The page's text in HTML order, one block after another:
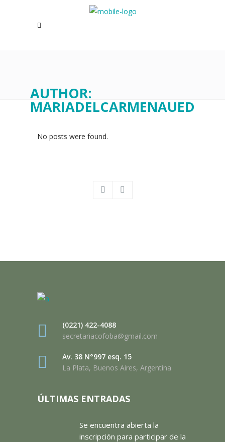
AUTHOR:
MARIADELCARMENAUED
No posts were found.
(0221) 422-4088
secretariacofoba@gmail.com
Av. 38 N°997 esq. 15
La Plata, Buenos Aires, Argentina
ÚLTIMAS ENTRADAS
Se encuentra abierta la
inscripción para participar de la